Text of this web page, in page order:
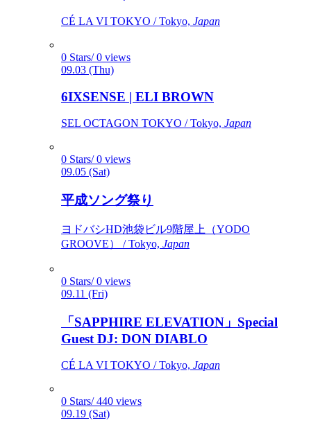
CÉ LA VI TOKYO / Tokyo, Japan
0 Stars/ 0 views
09.03 (Thu)
6IXSENSE | ELI BROWN
SEL OCTAGON TOKYO / Tokyo, Japan
0 Stars/ 0 views
09.05 (Sat)
平成ソング祭り
ヨドバシHD池袋ビル9階屋上（YODO
GROOVE） / Tokyo, Japan
0 Stars/ 0 views
09.11 (Fri)
「SAPPHIRE ELEVATION」Special
Guest DJ: DON DIABLO
CÉ LA VI TOKYO / Tokyo, Japan
0 Stars/ 440 views
09.19 (Sat)